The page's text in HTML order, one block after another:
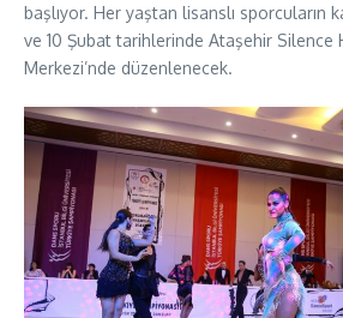
başlıyor. Her yaştan lisanslı sporcuların
ve 10 Şubat tarihlerinde Ataşehir Silence
Merkezi’nde düzenlenecek.